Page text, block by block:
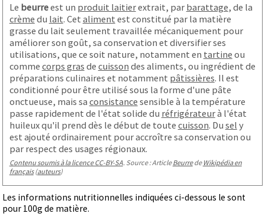
Le beurreest un produit laitierextrait, par barattage, de la
crème du lait. Cet aliment est constitué par la matière
grasse du lait seulement travaillée mécaniquement pour
améliorer son goût, sa conservation et diversifier ses
utilisations, que ce soit nature, notamment en tartine ou
comme corps gras de cuisson des aliments, ou ingrédient de
préparations culinaires et notamment pâtissières. Il est
conditionné pour être utilisé sous la forme d'une pâte
onctueuse, mais sa consistance sensible à la température
passe rapidement de l'état solide du réfrigérateurà l'état
huileux qu'il prend dès le début de toute cuisson. Du sel y
est ajouté ordinairement pour accroître sa conservation ou
par respect des usages régionaux.
Contenu soumis à la licence CC-BY-SA. Source : ArticleBeurrede Wikipédia en
français(auteurs)
Les informations nutritionnelles indiquées ci-dessous le sont
pour 100g de matière.